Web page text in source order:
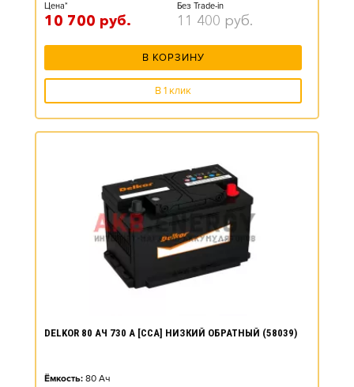
Цена*
10 700 руб.
Без Trade-in
11 400 руб.
В КОРЗИНУ
В 1 клик
DELKOR 80 АЧ 730 А [CCA] НИЗКИЙ ОБРАТНЫЙ (58039)
Ёмкость: 80 Ач